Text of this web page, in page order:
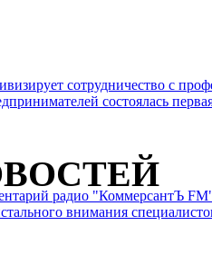
сотрудничество с
состоялась
радио "КоммерсантЪ
внимания